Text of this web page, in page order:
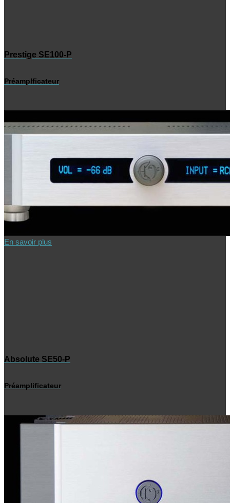
Prestige SE100-P
Préamplficateur
En savoir plus
Absolute SE50-P
Préamplificateur